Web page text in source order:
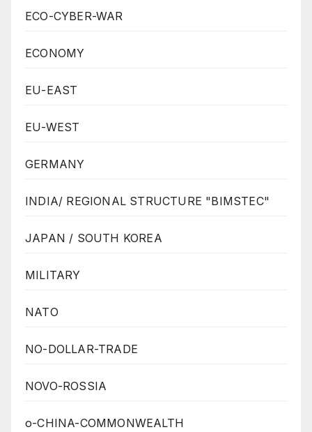
ECO-CYBER-WAR
ECONOMY
EU-EAST
EU-WEST
GERMANY
INDIA/ REGIONAL STRUCTURE "BIMSTEC"
JAPAN / SOUTH KOREA
MILITARY
NATO
NO-DOLLAR-TRADE
NOVO-ROSSIA
o-CHINA-COMMONWEALTH